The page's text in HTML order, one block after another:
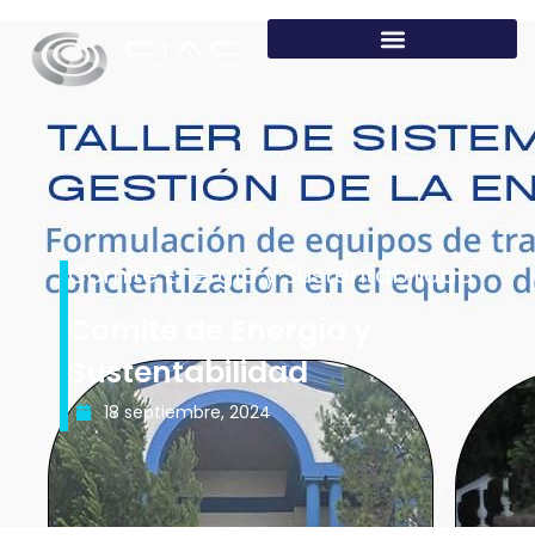
Comité Energía y Sustentabilidad
Sustentabilidad
18 septiembre, 2024